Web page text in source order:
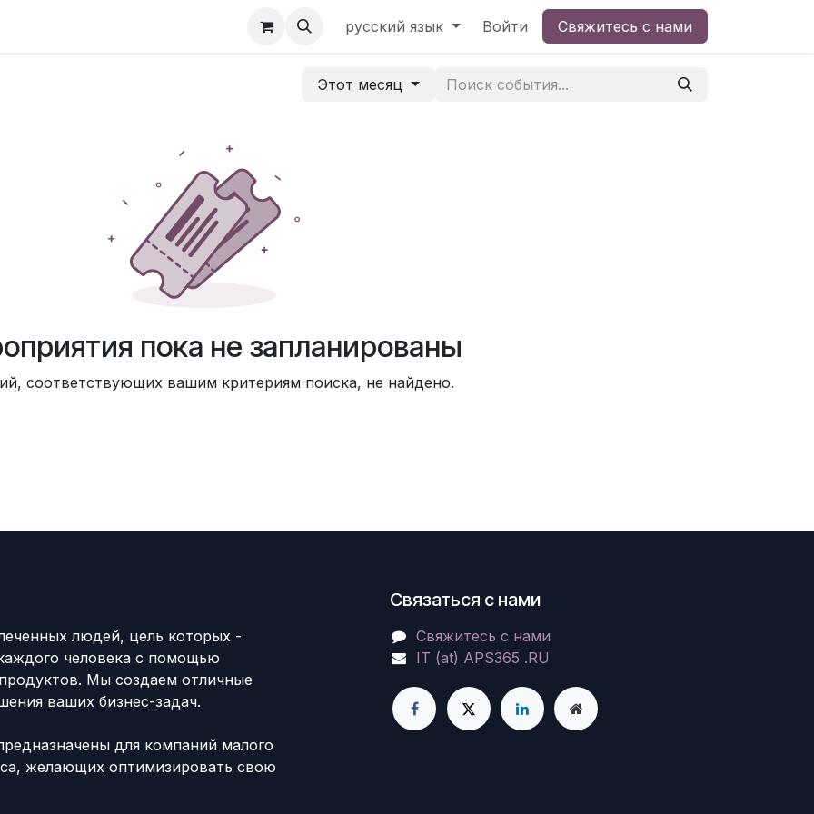
русский язык Войти Свяжитесь с нами
Этот месяц
пока не запланированы
соответствующих вашим критериям поиска, не найдено.
людей, цель которых -
человека с помощью
Мы создаем отличные
ваших бизнес-задач.
для компаний малого
желающих оптимизировать свою
Связаться с нами
Свяжитесь с нами
IT (at) APS365 .RU